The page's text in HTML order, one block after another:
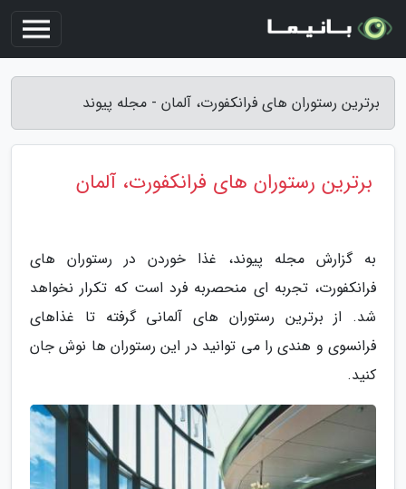
برترین رستوران های فرانکفورت، آلمان - مجله پیوند
برترین رستوران های فرانکفورت، آلمان
به گزارش مجله پیوند، غذا خوردن در رستوران های
فرانکفورت، تجربه ای منحصربه فرد است که تکرار نخواهد
شد. از برترین رستوران های آلمانی گرفته تا غذاهای
فرانسوی و هندی را می توانید در این رستوران ها نوش جان
کنید.